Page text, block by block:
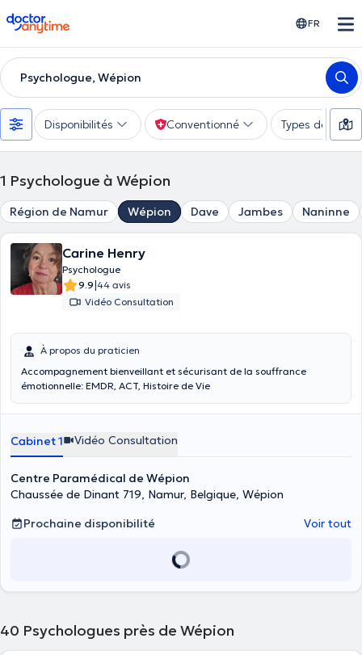
doctoranytime FR
Psychologue, Wépion
Disponibilités Conventionné Types de
1 Psychologue à Wépion
Région de Namur Wépion Dave Jambes Naninne
Carine Henry
Psychologue
9.9|44 avis
Vidéo Consultation
À propos du praticien
Accompagnement bienveillant et sécurisant de la souffrance
émotionnelle: EMDR, ACT, Histoire de Vie
Cabinet 1 Vidéo Consultation
Centre Paramédical de Wépion
Chaussée de Dinant 719, Namur, Belgique, Wépion
Prochaine disponibilité
Voir tout
40 Psychologues près de Wépion